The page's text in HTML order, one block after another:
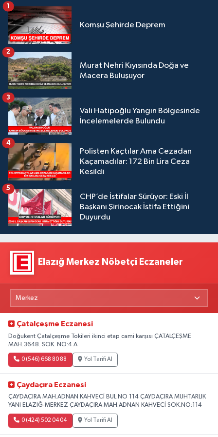
Komşu Şehirde Deprem
1
Murat Nehri Kıyısında Doğa ve
Macera Buluşuyor
2
Vali Hatipoğlu Yangın Bölgesinde
İncelemelerde Bulundu
3
Polisten Kaçtılar Ama Cezadan
Kaçamadılar: 172 Bin Lira Ceza
Kesildi
4
CHP’de İstifalar Sürüyor: Eski İl
Başkanı Şirinocak İstifa Ettiğini
Duyurdu
5
Elazığ Merkez Nöbetçi Eczaneler
Çatalçeşme Eczanesi
Doğukent Çatalçeşme Tokileri ikinci etap cami karşısı ÇATALÇEŞME
MAH.3648. SOK. NO:4 A
0 (546) 668 80 88 Yol Tarifi Al
Çaydaçıra Eczanesi
ÇAYDAÇIRA MAH.ADNAN KAHVECİ BUL.NO 114 ÇAYDAÇIRA MUHTARLIK
YANI ELAZIĞ-MERKEZ ÇAYDAÇIRA MAH.ADNAN KAHVECİ SOK.NO:114
0 (424) 502 04 04 Yol Tarifi Al